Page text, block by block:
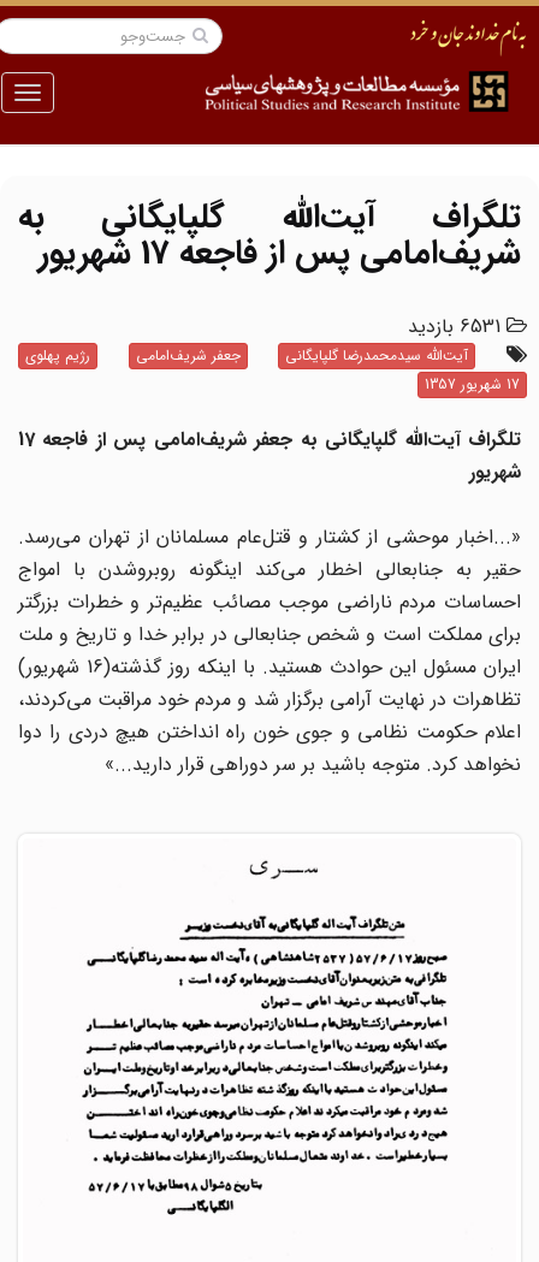
منو
تلگراف آیت‌الله گلپایگانی به
شریف‌امامی پس از فاجعه 17 شهریور
6531 بازدید
آیت‌الله سیدمحمدرضا گلپایگانی جعفر شریف‌امامی
رژیم پهلوی
تلگراف آیت‌الله گلپایگانی به جعفر شریف‌امامی پس از فاجعه 17
شهریور
«...اخبار موحشی از کشتار و قتل‌عام مسلمانان از تهران می‌رسد.
حقیر به جنابعالی اخطار می‌کند اینگونه روبروشدن با امواج
احساسات مردم ناراضی موجب مصائب عظیم‌تر و خطرات بزرگتر
برای مملکت است و شخص جنابعالی در برابر خدا و تاریخ و ملت
ایران مسئول این حوادث هستید. با اینکه روز گذشته(16 شهریور)
تظاهرات در نهایت آرامی برگزار شد و مردم خود مراقبت می‌کردند،
اعلام حکومت نظامی و جوی خون راه انداختن هیچ دردی را دوا
نخواهد کرد. متوجه باشید بر سر دوراهی قرار دارید...»